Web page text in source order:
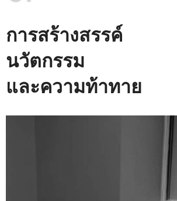
การสร้างสรรค์
นวัตกรรม
และความท้าทาย